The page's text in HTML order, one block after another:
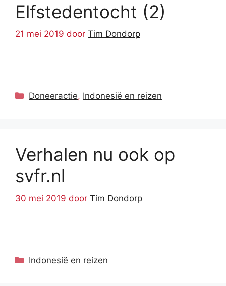
Elfstedentocht (2)
21 mei 2019 door Tim Dondorp
Categorieën
Doneeractie, Indonesië en reizen
Verhalen nu ook op
svfr.nl
30 mei 2019 door Tim Dondorp
Categorieën
Indonesië en reizen